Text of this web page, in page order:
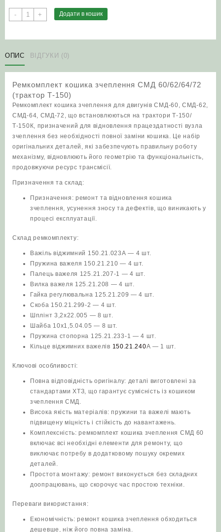
-
Ремкомплект
кошика
60/62/64/72
(трактор
кількість
+ Додати в кошик
ОПИС ВІДГУКИ (0)
Ремкомплект кошика зчеплення СМД 60/62/64/72
(трактор Т-150)
Ремкомплект кошика зчеплення для двигунів СМД-60, СМД-62,
СМД-64, СМД-72, що встановлюються на трактори Т-150/
Т-150К, призначений для відновлення працездатності вузла
зчеплення без необхідності повної заміни кошика. Це набір
оригінальних деталей, які забезпечують правильну роботу
механізму, відновлюють його геометрію та функціональність,
продовжуючи ресурс трансмісії.
Призначення та склад:
Призначення: ремонт та відновлення кошика
зчеплення, усунення зносу та дефектів, що виникають у
процесі експлуатації.
Склад ремкомплекту:
Важіль віджимний 150.21.023А — 4 шт.
Пружина важеля 150.21.210 — 4 шт.
Палець важеля 125.21.207-1 — 4 шт.
Вилка важеля 125.21.208 — 4 шт.
Гайка регулювальна 125.21.209 — 4 шт.
Скоба 150.21.299-2 — 4 шт.
Шплінт 3,2х22.005 — 8 шт.
Шайба 10х1,5.04.05 — 8 шт.
Пружина стопорна 125.21.233-1 — 4 шт.
Кільце віджимних важелів 150.21.240А — 1 шт.
Ключові особливості:
Повна відповідність оригіналу: деталі виготовлені за
стандартами ХТЗ, що гарантує сумісність із кошиком
зчеплення СМД.
Висока якість матеріалів: пружини та важелі мають
підвищену міцність і стійкість до навантажень.
Комплексність: ремкомплект кошика зчеплення СМД 60
включає всі необхідні елементи для ремонту, що
виключає потребу в додатковому пошуку окремих
деталей.
Простота монтажу: ремонт виконується без складних
доопрацювань, що скорочує час простою техніки.
Переваги використання:
Економічність: ремонт кошика зчеплення обходиться
дешевше, ніж його повна заміна.